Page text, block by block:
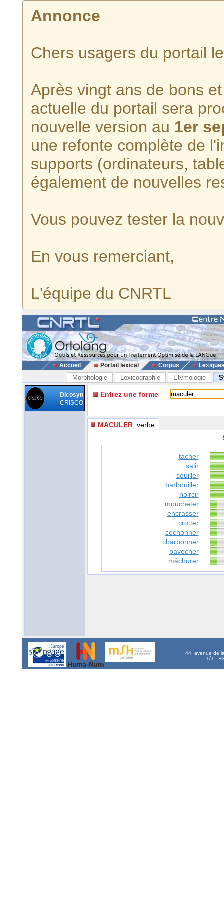
Annonce
Chers usagers du portail
Après vingt ans de bons
actuelle du portail sera
nouvelle version au 1er
une refonte complète de
supports (ordinateurs,
également de nouvelles
Vous pouvez tester la
En vous remerciant,
L'équipe du CNRTL
Accueil Portail lexical Corpus
Morphologie Lexicographie Etymologie
Dicosyn
CRISCO
Entrez une forme
MACULER , verbe
tacher
salir
souiller
barbouiller
noircir
moucheter
encrasser
crotter
cochonner
charbonner
bavocher
mâchurer
44, avenue de
Tél. :